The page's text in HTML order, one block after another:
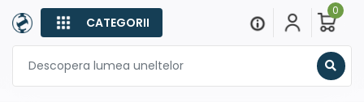
CATEGORII
0